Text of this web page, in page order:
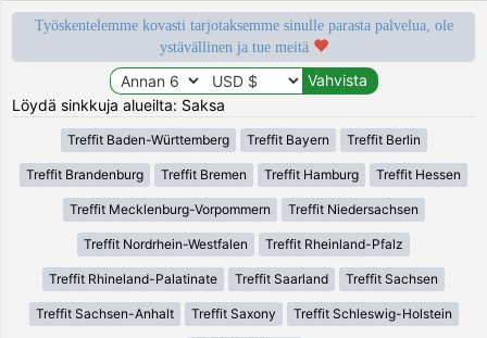
Työskentelemme kovasti tarjotaksemme sinulle parasta palvelua, ole
ystävällinen ja tue meitä
Löydä sinkkuja alueilta: Saksa
Treffit Baden-Württemberg Treffit Bayern Treffit Berlin
Treffit Brandenburg Treffit Bremen Treffit Hamburg Treffit Hessen
Treffit Mecklenburg-Vorpommern Treffit Niedersachsen
Treffit Nordrhein-Westfalen Treffit Rheinland-Pfalz
Treffit Rhineland-Palatinate Treffit Saarland Treffit Sachsen
Treffit Sachsen-Anhalt Treffit Saxony Treffit Schleswig-Holstein